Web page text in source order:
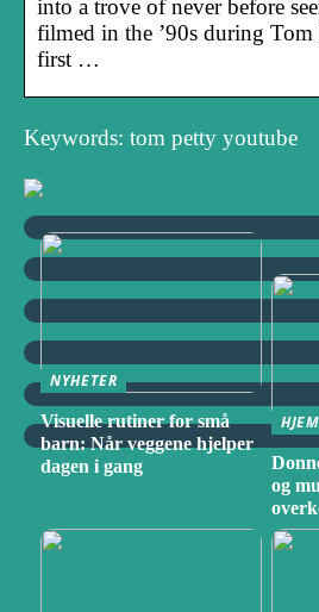
into a trove of never before
filmed in the ’90s during Tom
first …
Keywords: tom petty youtube
NYHETER
Visuelle rutiner for små
barn: Når veggene hjelper
dagen i gang
HJEM
og